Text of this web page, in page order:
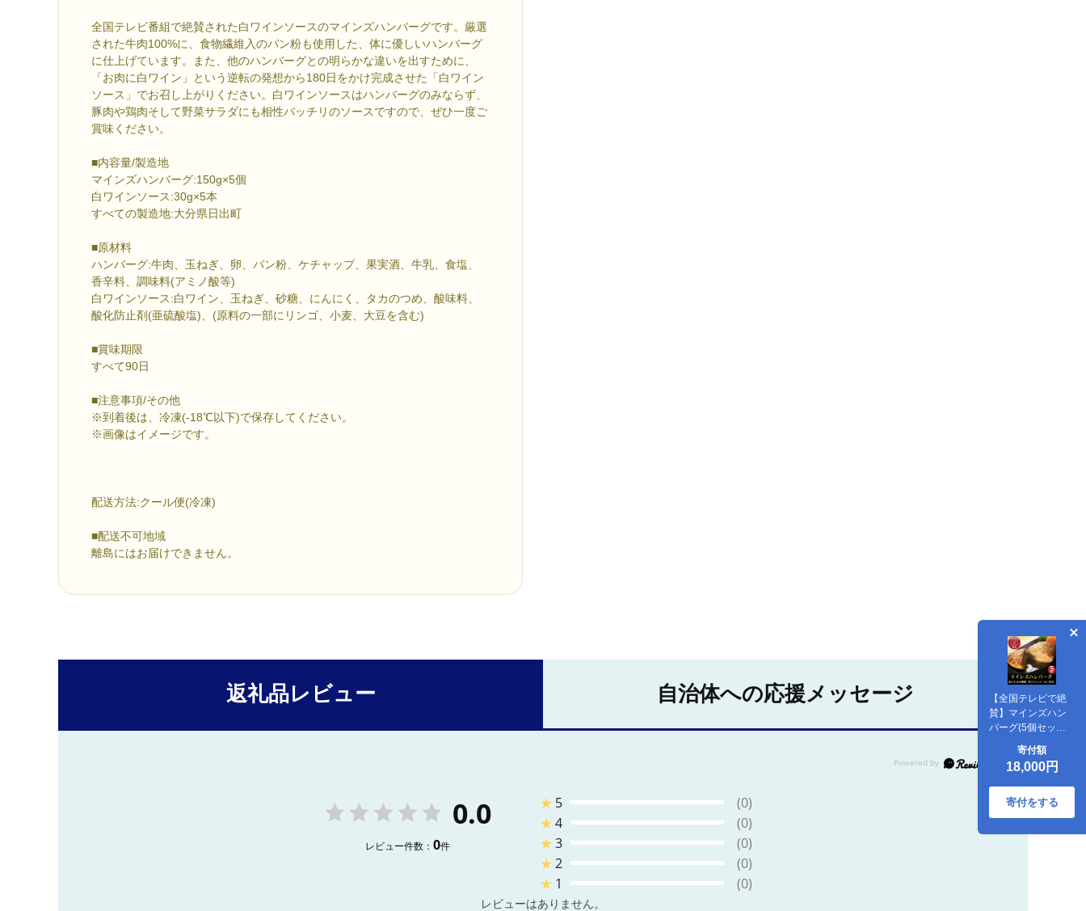
全国テレビ番組で絶賛された白ワインソースのマインズハンバーグです。厳選
された牛肉100%に、食物繊維入のパン粉も使用した、体に優しいハンバーグ
に仕上げています。また、他のハンバーグとの明らかな違いを出すために、
「お肉に白ワイン」という逆転の発想から180日をかけ完成させた「白ワイン
ソース」でお召し上がりください。白ワインソースはハンバーグのみならず、
豚肉や鶏肉そして野菜サラダにも相性バッチリのソースですので、ぜひ一度ご
賞味ください。
■内容量/製造地
マインズハンバーグ:150g×5個
白ワインソース:30g×5本
すべての製造地:大分県日出町
■原材料
ハンバーグ:牛肉、玉ねぎ、卵、パン粉、ケチャップ、果実酒、牛乳、食塩、
香辛料、調味料(アミノ酸等)
白ワインソース:白ワイン、玉ねぎ、砂糖、にんにく、タカのつめ、酸味料、
酸化防止剤(亜硫酸塩)、(原料の一部にリンゴ、小麦、大豆を含む)
■賞味期限
すべて90日
■注意事項/その他
※到着後は、冷凍(-18℃以下)で保存してください。
※画像はイメージです。
配送方法:クール便(冷凍)
■配送不可地域
離島にはお届けできません。
【全国テレビで絶
賛】マインズハン
バーグ(5個セッ
不可地域：離島】
寄付額
18,000円
寄付をする
返礼品レビュー 自治体への応援メッセージ
0.0
レビュー件数： 0件
★ 5
(0)
★4
(0)
★3
(0)
★2
(0)
★ 1 (0)
レビューはありません。